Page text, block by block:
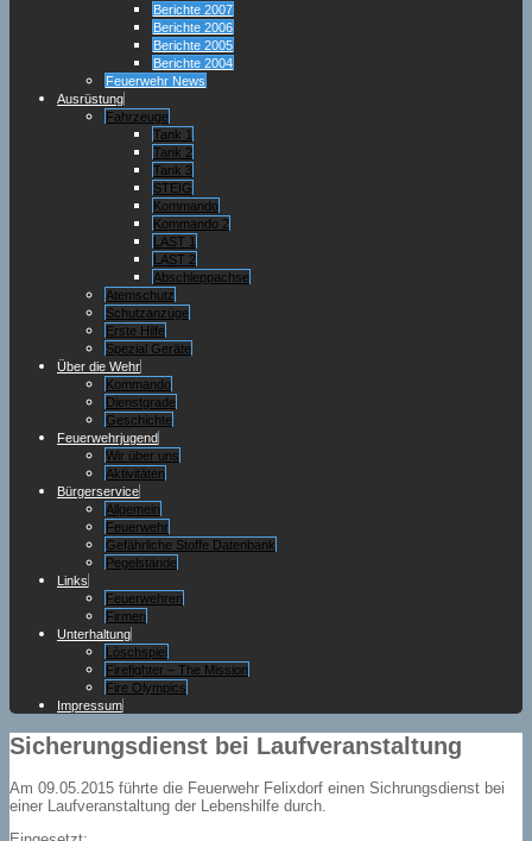
Berichte 2007
Berichte 2006
Berichte 2005
Berichte 2004
Feuerwehr News
Ausrüstung
Fahrzeuge
Tank 1
Tank 2
Tank 3
STEIG
Kommando
Kommando 2
LAST 1
LAST 2
Abschleppachse
Atemschutz
Schutzanzüge
Erste Hilfe
Spezial Geräte
Über die Wehr
Kommando
Dienstgrade
Geschichte
Feuerwehrjugend
Wir über uns
Aktivitäten
Bürgerservice
Allgemein
Feuerwehr
Gefährliche Stoffe Datenbank
Pegelstände
Links
Feuerwehren
Firmen
Unterhaltung
Löschspiel
Firefighter – The Mission
Fire Olympics
Impressum
Sicherungsdienst bei Laufveranstaltung
Am 09.05.2015 führte die Feuerwehr Felixdorf einen Sichrungsdienst bei
einer Laufveranstaltung der Lebenshilfe durch.